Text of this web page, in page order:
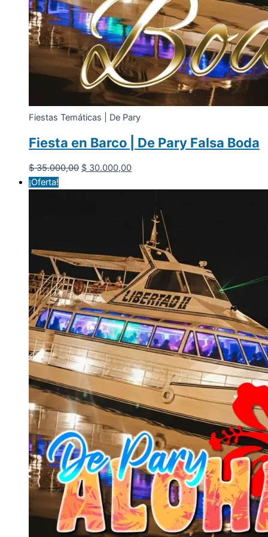
Fiestas Temáticas | De Pary
Fiesta en Barco | De Pary Falsa Boda
$35.000,00 El
$ 30.000,00El
$ 30.000,00.
¡Oferta!